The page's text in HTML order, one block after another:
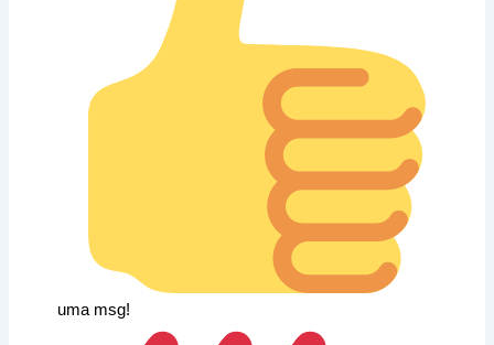
uma msg!